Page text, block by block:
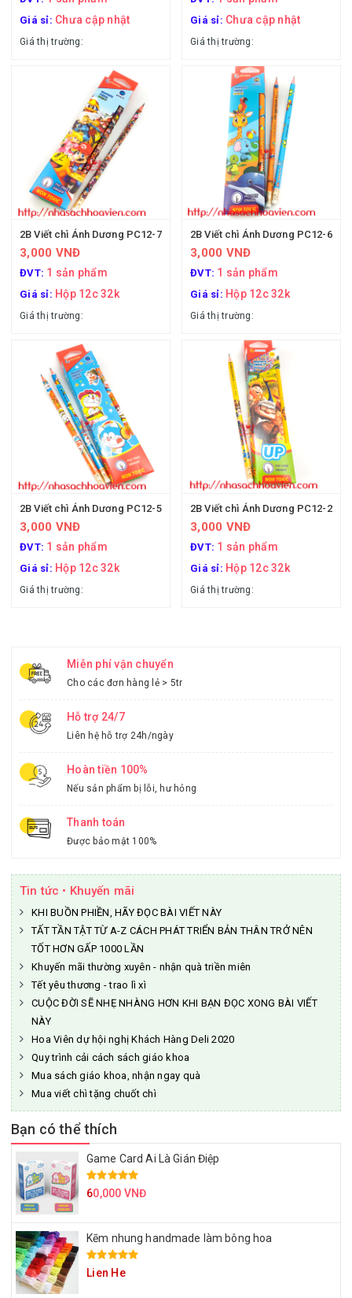
Giá sỉ: Chưa cập nhật
Giá thị trường:
Giá sỉ: Chưa cập nhật
Giá thị trường:
2B Viết chì Ánh Dương PC12-7
3,000 VNĐ
ĐVT: 1 sản phẩm
Giá sỉ: Hộp 12c 32k
Giá thị trường:
2B Viết chì Ánh Dương PC12-6
3,000 VNĐ
ĐVT: 1 sản phẩm
Giá sỉ: Hộp 12c 32k
Giá thị trường:
2B Viết chì Ánh Dương PC12-5
3,000 VNĐ
ĐVT: 1 sản phẩm
Giá sỉ: Hộp 12c 32k
Giá thị trường:
2B Viết chì Ánh Dương PC12-2
3,000 VNĐ
ĐVT: 1 sản phẩm
Giá sỉ: Hộp 12c 32k
Giá thị trường:
Miễn phí vận chuyển
Cho các đơn hàng lẻ > 5tr
Hỗ trợ 24/7
Liên hệ hỗ trợ 24h/ngày
Hoàn tiền 100%
Nếu sản phẩm bị lỗi, hư hỏng
Thanh toán
Được bảo mật 100%
Tin tức • Khuyến mãi
KHI BUỒN PHIỀN, HÃY ĐỌC BÀI VIẾT NÀY
TẤT TẦN TẬT TỪ A-Z CÁCH PHÁT TRIỂN BẢN THÂN TRỞ NÊN
TỐT HƠN GẤP 1000 LẦN
Khuyến mãi thường xuyên - nhận quà triền miên
Tết yêu thương - trao lì xì
CUỘC ĐỜI SẼ NHẸ NHÀNG HƠN KHI BẠN ĐỌC XONG BÀI VIẾT
NÀY
Hoa Viên dự hội nghị Khách Hàng Deli 2020
Quy trình cải cách sách giáo khoa
Mua sách giáo khoa, nhận ngay quà
Mua viết chì tặng chuốt chì
Bạn có thể thích
Game Card Ai Là Gián Điệp
60,000 VNĐ
Kẽm nhung handmade làm bông hoa
Lien He